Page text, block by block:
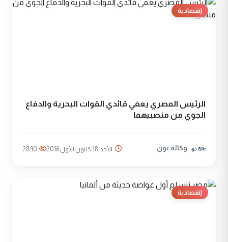
إقتصادية
الرئيس المصري يعفي قائدي القوات البحرية والدفاع
الجوي من منصبيهما
وكالة نون الأحد 18 كانون الأول 2016 2890
إقتصادية